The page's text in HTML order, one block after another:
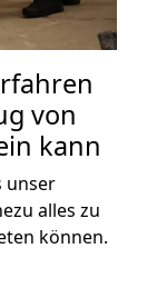
von
kann
unser
alles zu
können.